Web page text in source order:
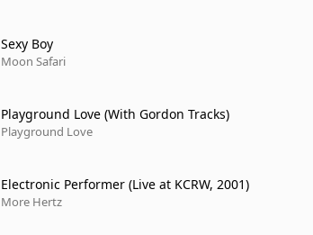
Sexy Boy
Moon Safari
Playground Love (With Gordon Tracks)
Playground Love
Electronic Performer (Live at KCRW, 2001)
More Hertz